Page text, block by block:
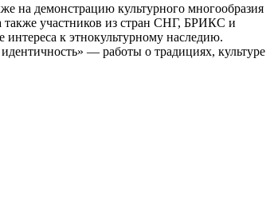
на демонстрацию культурного многообразия
также участников из стран СНГ, БРИКС и
к этнокультурному наследию.
— работы о традициях, культуре